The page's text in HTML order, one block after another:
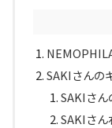
SAKIさんの
SAKIさ
SAKIさん